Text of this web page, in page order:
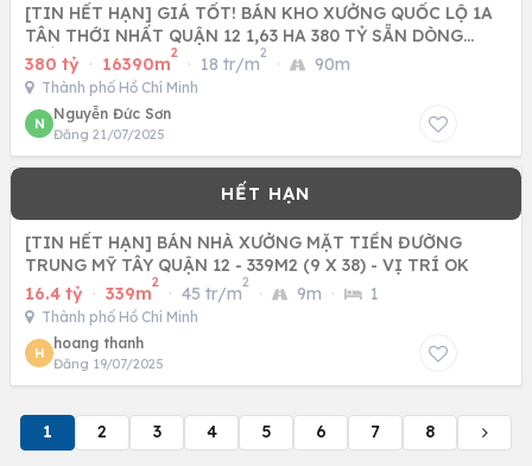
[TIN HẾT HẠN] GIÁ TỐT! BÁN KHO XƯỞNG QUỐC LỘ 1A
TÂN THỚI NHẤT QUẬN 12 1,63 HA 380 TỶ SẴN DÒNG
TIỀN 24 TỶ NĂM
380 tỷ · 16390m
2
· 18 tr/m
2
· 90m
Thành phố Hồ Chí Minh
N
Nguyễn Đức Sơn
Đăng 21/07/2025
[TIN HẾT HẠN] BÁN NHÀ XƯỞNG MẶT TIỀN ĐƯỜNG
TRUNG MỸ TÂY QUẬN 12 - 339M2 (9 X 38) - VỊ TRÍ OK
16.4 tỷ · 339m
2
· 45 tr/m
2
· 9m · 1
Thành phố Hồ Chí Minh
H
hoang thanh
Đăng 19/07/2025
1 2 3 4 5 6 7 8